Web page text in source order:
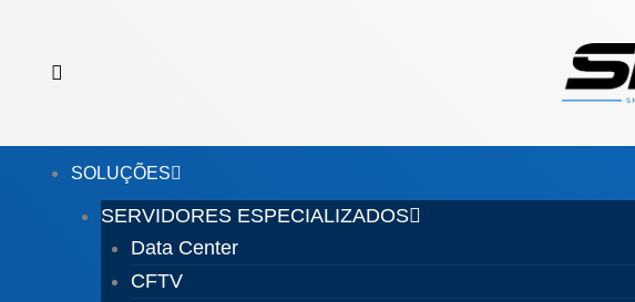
SOLUÇÕES
SERVIDORES ESPECIALIZADOS
Data Center
CFTV